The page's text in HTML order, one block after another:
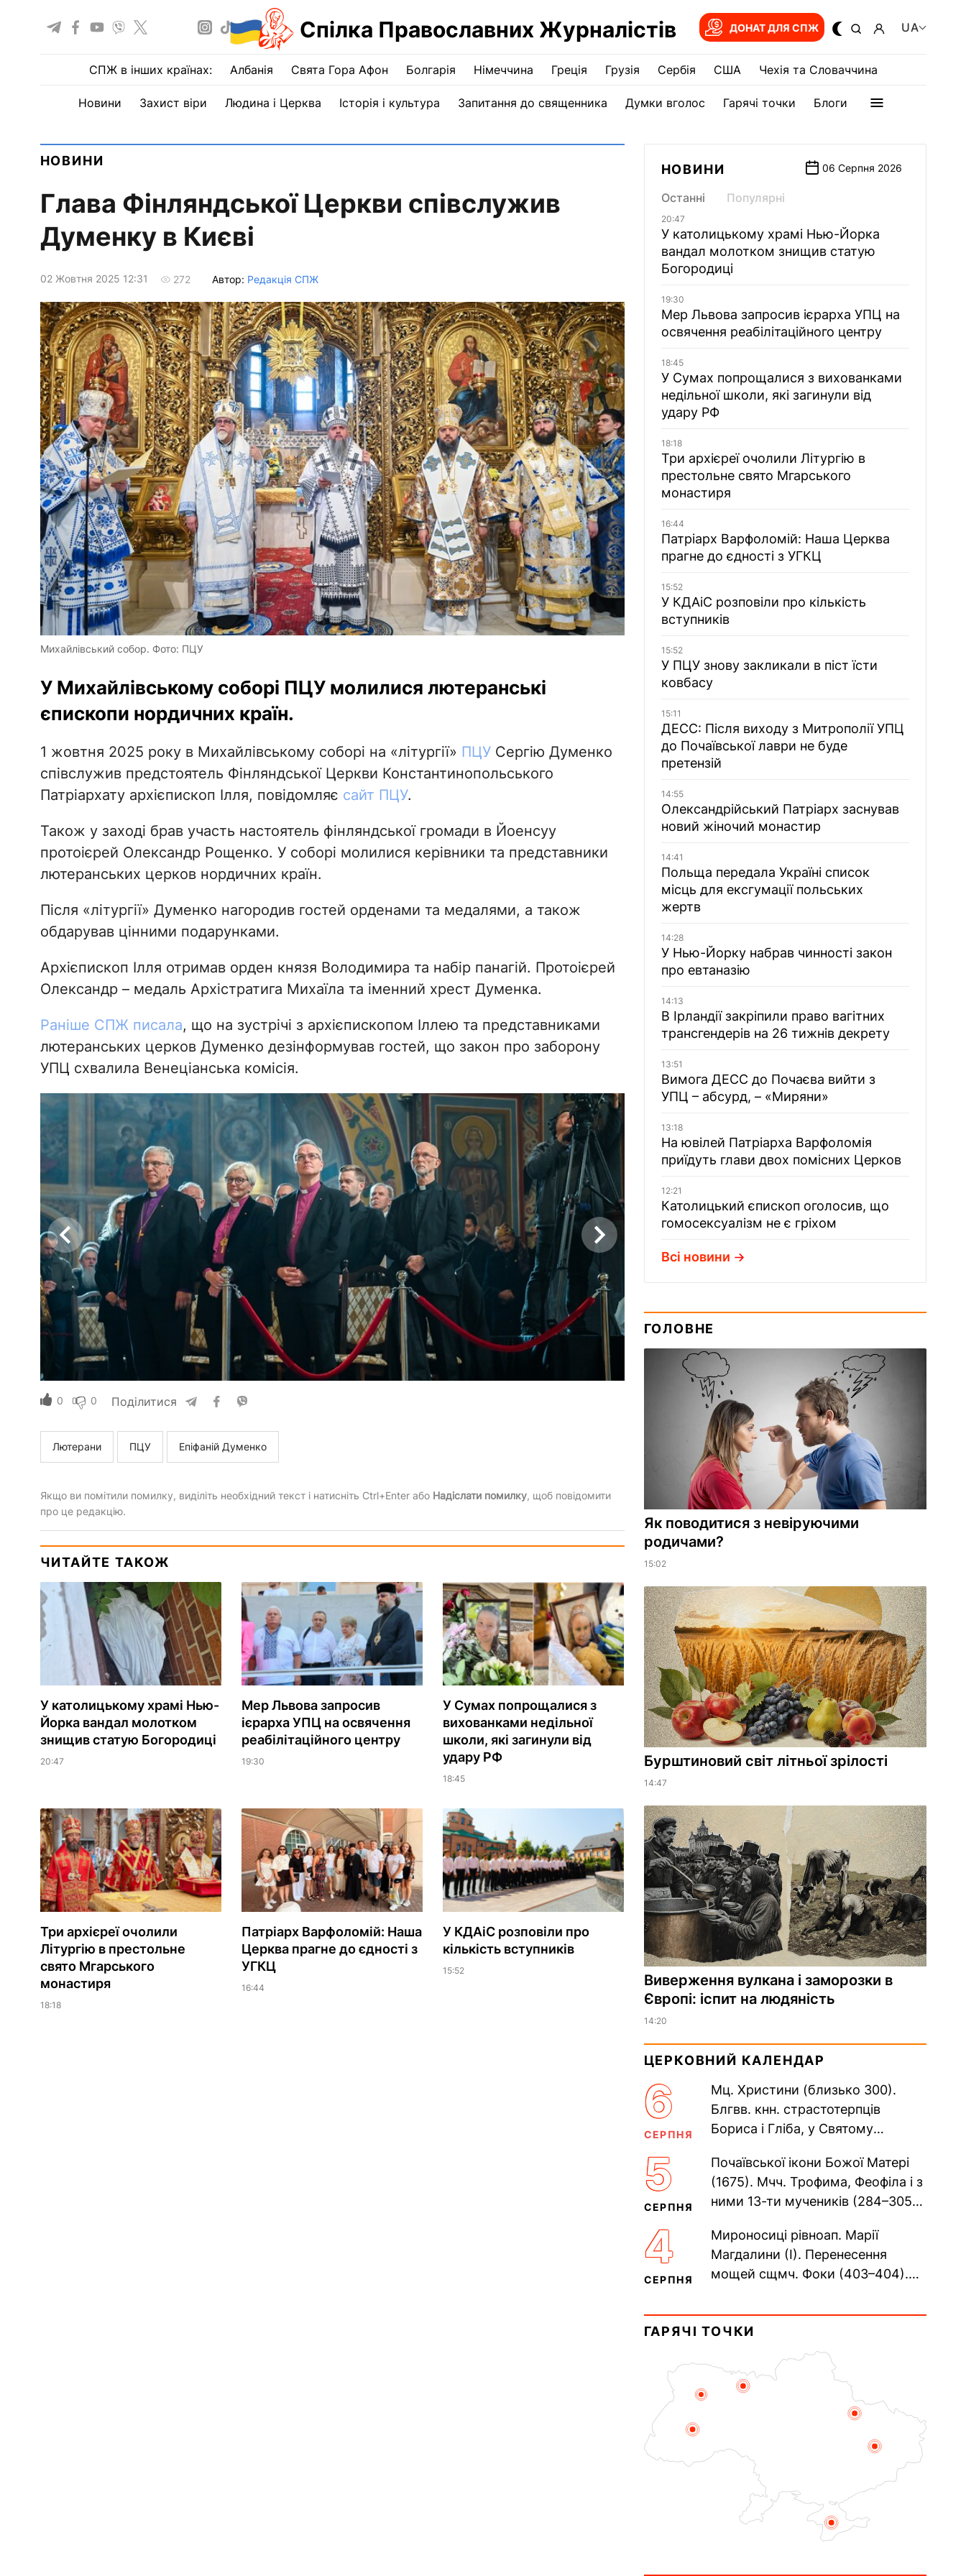
Спілка Православних Журналістів ДОНАТ ДЛЯ СПЖ UA
СПЖ в інших країнах: Албанія Свята Гора Афон Болгарія Німеччина Греція Грузія Сербія США Чехія та Словаччина
Новини Захист віри Людина і Церква Історія і культура Запитання до священника Думки вголос Гарячі точки Блоги
НОВИНИ
Глава Фінляндської Церкви співслужив
Думенку в Києві
02 Жовтня 2025 12:31 272 Автор: Редакція СПЖ
Михайлівський собор. Фото: ПЦУ
У Михайлівському соборі ПЦУ молилися лютеранські
єпископи нордичних країн.
1 жовтня 2025 року в Михайлівському соборі на «літургії» ПЦУСергію Думенко
співслужив предстоятель Фінляндської Церкви Константинопольського
Патріархату архієпископ Ілля, повідомляє сайт ПЦУ.
Також у заході брав участь настоятель фінляндської громади в Йоенсуу
протоієрей Олександр Рощенко. У соборі молилися керівники та представники
лютеранських церков нордичних країн.
Після «літургії» Думенко нагородив гостей орденами та медалями, а також
обдарував цінними подарунками.
Архієпископ Ілля отримав орден князя Володимира та набір панагій. Протоієрей
Олександр – медаль Архістратига Михаїла та іменний хрест Думенка.
Раніше СПЖ писала, що на зустрічі з архієпископом Іллею та представниками
лютеранських церков Думенко дезінформував гостей, що закон про заборону
УПЦ схвалила Венеціанська комісія.
0 0 Поділитися
Лютерани ПЦУ Епіфаній Думенко
Якщо ви помітили помилку, виділіть необхідний текст і натисніть Ctrl+Enter або Надіслати помилку, щоб повідомити
про це редакцію.
ЧИТАЙТЕ ТАКОЖ
У католицькому храмі Нью-
Йорка вандал молотком
знищив статую Богородиці
20:47
Мер Львова запросив
ієрарха УПЦ на освячення
реабілітаційного центру
19:30
У Сумах попрощалися з
вихованками недільної
школи, які загинули від
удару РФ
18:45
Три архієреї очолили
Літургію в престольне
свято Мгарського
монастиря
18:18
Патріарх Варфоломій: Наша
Церква прагне до єдності з
УГКЦ
16:44
У КДАіС розповіли про
кількість вступників
15:52
НОВИНИ 06 Серпня 2026
Останні Популярні
20:47
У католицькому храмі Нью-Йорка
вандал молотком знищив статую
Богородиці
19:30
Мер Львова запросив ієрарха УПЦ на
освячення реабілітаційного центру
18:45
У Сумах попрощалися з вихованками
недільної школи, які загинули від
удару РФ
18:18
Три архієреї очолили Літургію в
престольне свято Мгарського
монастиря
16:44
Патріарх Варфоломій: Наша Церква
прагне до єдності з УГКЦ
15:52
У КДАіС розповіли про кількість
вступників
15:52
У ПЦУ знову закликали в піст їсти
ковбасу
15:11
ДЕСС: Після виходу з Митрополії УПЦ
до Почаївської лаври не буде
претензій
14:55
Олександрійський Патріарх заснував
новий жіночий монастир
14:41
Польща передала Україні список
місць для ексгумації польських
жертв
14:28
У Нью-Йорку набрав чинності закон
про евтаназію
14:13
В Ірландії закріпили право вагітних
трансгендерів на 26 тижнів декрету
13:51
Вимога ДЕСС до Почаєва вийти з
УПЦ – абсурд, – «Миряни»
13:18
На ювілей Патріарха Варфоломія
приїдуть глави двох помісних Церков
12:21
Католицький єпископ оголосив, що
гомосексуалізм не є гріхом
Всі новини
ГОЛОВНЕ
Як поводитися з невіруючими
родичами?
15:02
Бурштиновий світ літньої зрілості
14:47
Виверження вулкана і заморозки в
Європі: іспит на людяність
14:20
ЦЕРКОВНИЙ КАЛЕНДАР
6
СЕРПНЯ
Мц. Христини (близько 300).
Блгвв. кнн. страстотерпців
Бориса і Гліба, у Святому
Прп. Полікарпа, архімандрита...
5
СЕРПНЯ
Почаївської ікони Божої Матері
(1675). Мчч. Трофима, Феофіла і з
ними 13-ти мучеників (284–305).
Равенійського (близько 75)....
4
СЕРПНЯ
Мироносиці рівноап. Марії
Магдалини (I). Перенесення
мощей сщмч. Фоки (403–404).
(1693). Сщмч. Михаїла
Накарякова...
ГАРЯЧІ ТОЧКИ